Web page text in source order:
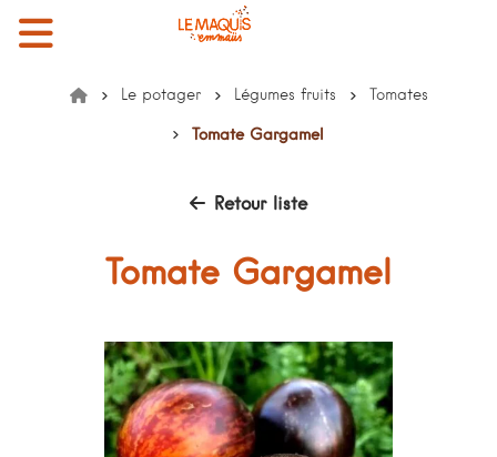
Le potager Légumes fruits Tomates
Tomate Gargamel
Retour liste
Tomate Gargamel